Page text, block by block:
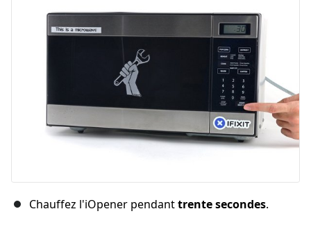
Annuler Publier un commentaire
Chauffez l'iOpener pendanttrente secondes.